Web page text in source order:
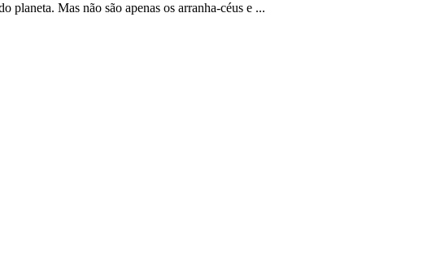
planeta. Mas não são apenas os arranha-céus e ...